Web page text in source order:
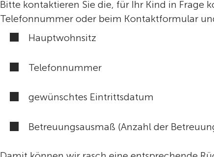
Bitte kontaktieren Sie die, für Ihr Kind in
Telefonnummer oder beim Kontaktformular
Hauptwohnsitz
Telefonnummer
gewünschtes Eintrittsdatum
Betreuungsausmaß (Anzahl der